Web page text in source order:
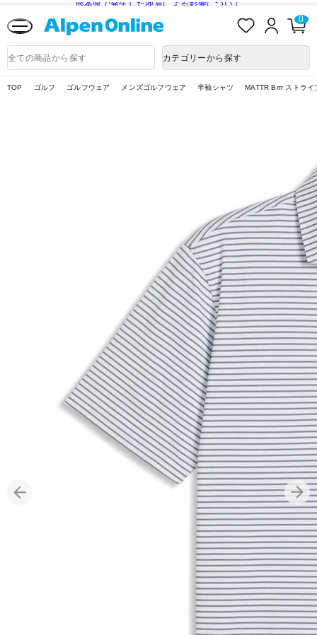
熊本県で発生した地震による影響について
入
ロ
ン
0
品
検
カテゴリーから探す
TOP ゴルフ ゴルフウェア メンズゴルフウェア 半袖シャツ MATTR Brrr ストラ